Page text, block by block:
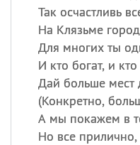
Так осчастливь
На Клязьме
Для многих ты
И кто богат, и
Дай больше мест
(Конкретно,
А мы покажем в
Но все прилично,